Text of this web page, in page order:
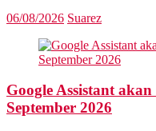
06/08/2026 Suarez
Google Assistant
September 2026